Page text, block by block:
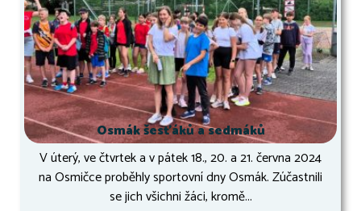
Osmák šesťáků a sedmáků
V úterý, ve čtvrtek a v pátek 18., 20. a 21. června 2024
na Osmičce proběhly sportovní dny Osmák. Zúčastnili
se jich všichni žáci, kromě...